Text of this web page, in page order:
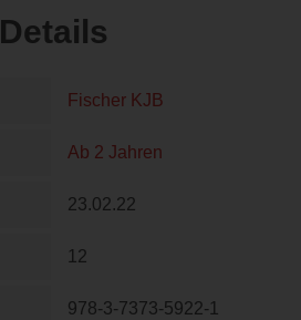
Details
Fischer KJB
Ab 2 Jahren
23.02.22
12
978-3-7373-5922-1